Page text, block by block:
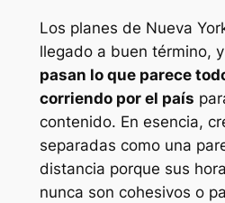
Los planes de Nueva
llegado a buen término, y
pasan lo que parece
corriendo por el país
contenido. En esencia,
separadas como una
distancia porque sus
nunca son cohesivos o